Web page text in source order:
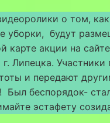
о том,
уборки, будут
карте акции на
Липецка.
и передают
Был беспорядок-
эстафету